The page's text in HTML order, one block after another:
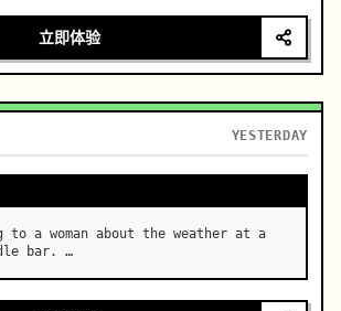
立即体验
YESTERDAY
to a woman about the weather at a
bar. …